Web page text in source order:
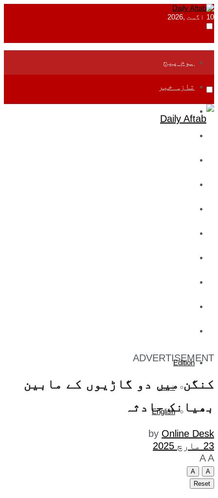
10 اگست ,2026
ہوم پیج
تازہ خبر
Edition
اردو
English
ADVERTISEMENT
کنگن میں دو گاڑیوں کے مابین
بھیانک حادثہ
by Online Desk
23 مارچ 2025
A A
A
A
Reset